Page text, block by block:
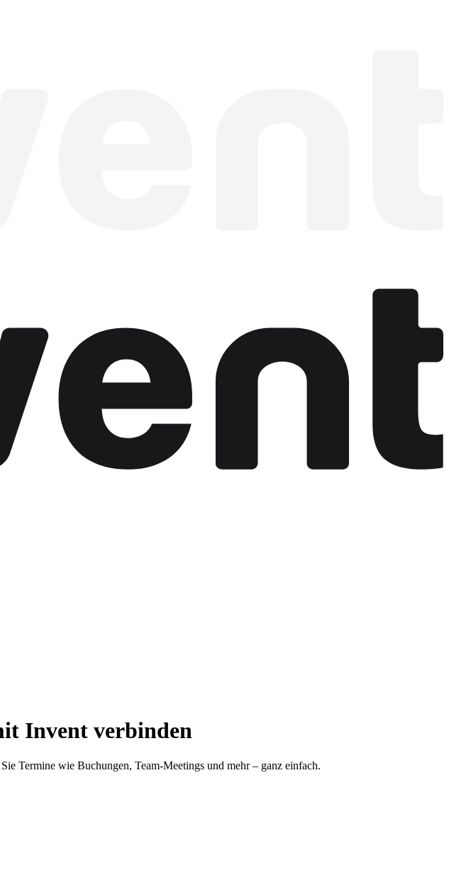
Invent verbinden
Termine wie Buchungen, Team-Meetings und mehr – ganz einfach.